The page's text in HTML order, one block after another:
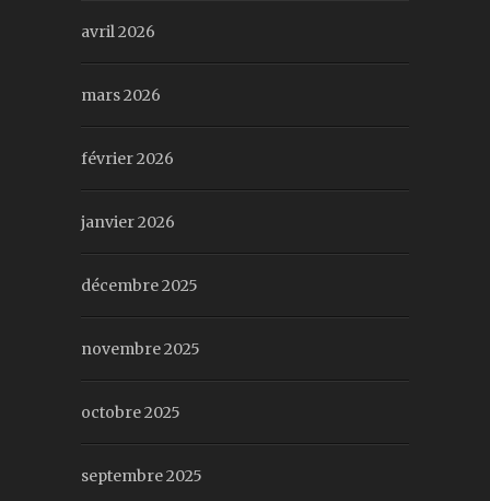
avril 2026
mars 2026
février 2026
janvier 2026
décembre 2025
novembre 2025
octobre 2025
septembre 2025